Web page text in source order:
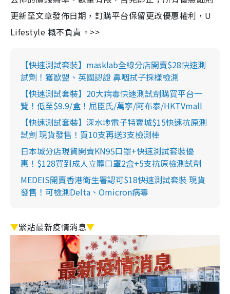
更新至文章發佈日期，訂購平台保留更改優惠權利，U
Lifestyle 概不負責。>>
【快速測試套裝】masklab全線分店開賣$28快速測
試劑！獲歐盟、英國認證 鼻咽拭子採樣檢測
【快速測試套裝】20大病毒快速測試劑購買平台一
覽！低至$9.9/盒！屈臣氏/萬寧/阿布泰/HKTVmall
【快速測試套裝】深水埗電子特賣城$15快速抗原測
試劑 現貨發售！買10支再送3支檢測棒
日本城分店現貨開賣KN95口罩+快速測試套裝優
惠！$128買到成人立體口罩2盒+5支抗原檢測試劑
MEDEIS開賣香港衛生署認可$18快速測試套裝 現貨
發售！可檢測Delta、Omicron病毒
▼緊貼最新疫情消息▼